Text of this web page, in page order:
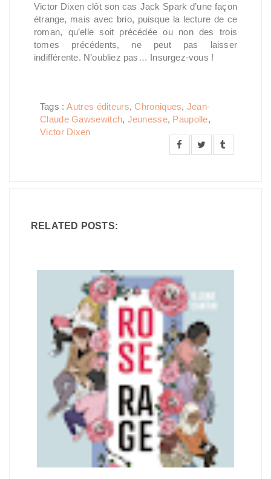
Victor Dixen clôt son cas Jack Spark d’une façon
étrange, mais avec brio, puisque la lecture de ce
roman, qu’elle soit précédée ou non des trois
tomes précédents, ne peut pas laisser
indifférente. N’oubliez pas… Insurgez-vous !
Tags :Autres éditeurs,Chroniques, Jean-
Claude Gawsewitch, Jeunesse, Paupolle,
Victor Dixen
RELATED POSTS: